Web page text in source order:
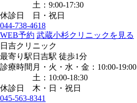
土：9:00-17:30
休診日
日・祝日
044-738-4618
WEB予約 武蔵小杉クリニックを見る
日吉クリニック
最寄り駅 日吉駅 徒歩1分
診療時間 月・火・水・金：10:00-19:00
土：10:00-18:30
休診日
木・日・祝日
045-563-8341